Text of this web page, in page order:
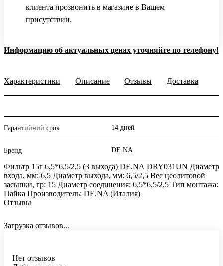
клиента прозвонить в магазине в Вашем
присутствии.
Информацию об актуальных ценах уточняйте по телефону!
Характеристики Описание Отзывы Доставка
Гарантийний срок 14 дней
Бренд DE.NA
Фильтр 15г 6,5*6,5/2,5 (3 выхода) DE.NА DRY031UN Диаметр
входа, мм: 6,5 Диаметр выхода, мм: 6,5/2,5 Вес цеолитовой
засыпки, гр: 15 Диаметр соединения: 6,5*6,5/2,5 Тип монтажа:
Пайка Производитель: DE.NА (Италия)
Отзывы
Загрузка отзывов...
Нет отзывов